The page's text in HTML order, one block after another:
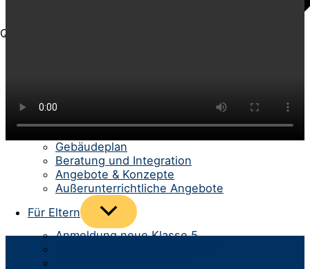
Quick-Menü
Unterricht
Gebäudeplan
Beratung und Integration
Angebote & Konzepte
Außerunterrichtliche Angebote
Für Eltern
Menü
umschalten
Anmeldung neue Klasse 5